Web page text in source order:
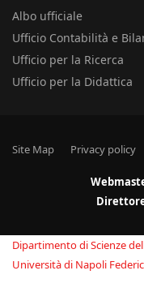
Albo ufficiale
Ufficio Contabilità e
Ufficio per la Ricerca
Ufficio per la Didattica
Site Map Privacy policy
Dipartimento di Scienze
Università di Napoli